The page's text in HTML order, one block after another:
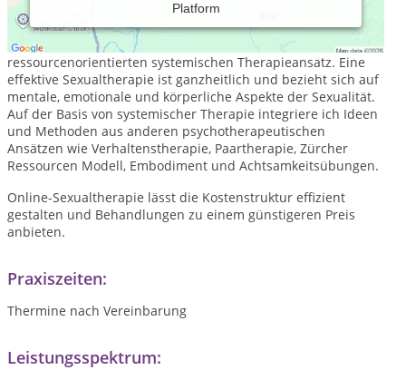
Platform
Sexualtherapie per Videochat. Erstberatung kostenlos.
Meine Arbeitsweise basiert auf dem lösungs- und
ressourcenorientierten systemischen Therapieansatz. Eine
effektive Sexualtherapie ist ganzheitlich und bezieht sich auf
mentale, emotionale und körperliche Aspekte der Sexualität.
Auf der Basis von systemischer Therapie integriere ich Ideen
und Methoden aus anderen psychotherapeutischen
Ansätzen wie Verhaltenstherapie, Paartherapie, Zürcher
Ressourcen Modell, Embodiment und Achtsamkeitsübungen.
Online-Sexualtherapie lässt die Kostenstruktur effizient
gestalten und Behandlungen zu einem günstigeren Preis
anbieten.
Praxiszeiten:
Thermine nach Vereinbarung
Leistungsspektrum: